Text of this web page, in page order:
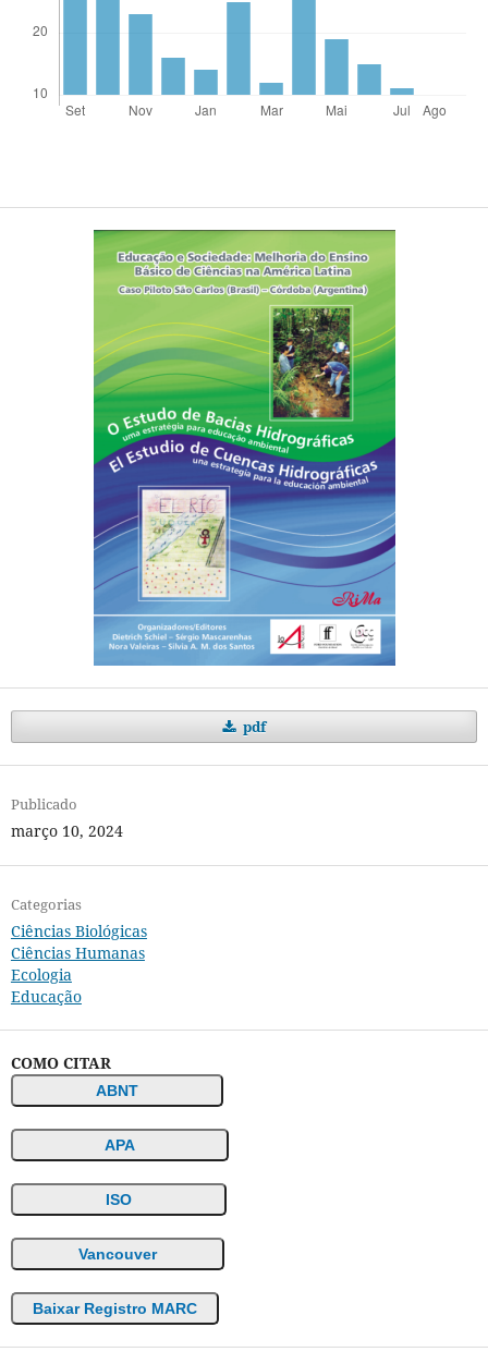
pdf
Publicado
março 10, 2024
Categorias
Ciências Biológicas
Ciências Humanas
Ecologia
Educação
COMO CITAR
ABNT
APA
ISO
Vancouver
Baixar Registro MARC